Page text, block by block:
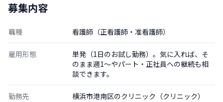
募集内容
職種 看護師（正看護師・准看護師）
雇用形態
単発（1日のお試し勤務）。気に入れば、そ
のまま週1〜やパート・正社員への継続も相
談できます。
勤務先 横浜市港南区のクリニック（クリニック）